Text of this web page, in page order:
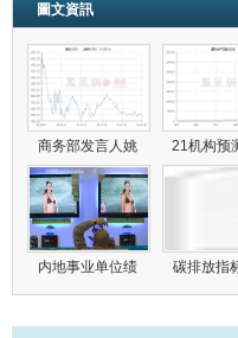
圖文資訊
商务部发言人姚 21机构预
内地事业单位绩 碳排放指